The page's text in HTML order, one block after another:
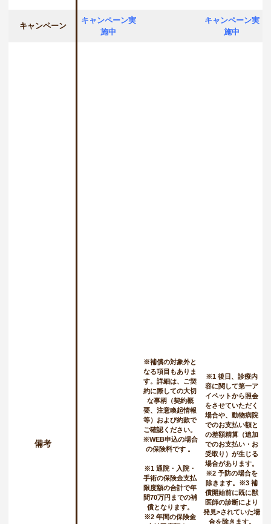
キャンペーン
キャンペーン実
施中
キャンペーン実
施中
備考
※補償の対象外と
なる項目もありま
す。詳細は、ご契
約に際しての大切
な事柄（契約概
要、注意喚起情報
等）および約款で
ご確認ください。
※WEB申込の場合
の保険料です 。
※1 通院・入院・
手術の保険金支払
限度額の合計で年
間70万円までの補
償となります。
※2 年間の保険金
※1 後日、診療内
容に関して第一ア
イペットから照会
をさせていただく
場合や、動物病院
でのお支払い額と
の差額精算（追加
でのお支払い・お
受取り）が生じる
場合があります。
※2 予防の場合を
除きます。※3 補
償開始前に既に獣
医師の診断により
発見>されていた場
合を除きます。